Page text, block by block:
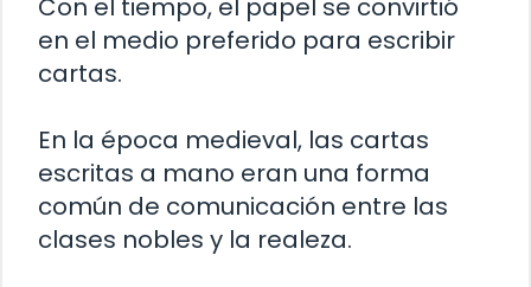
Con el tiempo, el papel se convirtió
en el medio preferido para escribir
cartas.
En la época medieval, las cartas
escritas a mano eran una forma
común de comunicación entre las
clases nobles y la realeza.